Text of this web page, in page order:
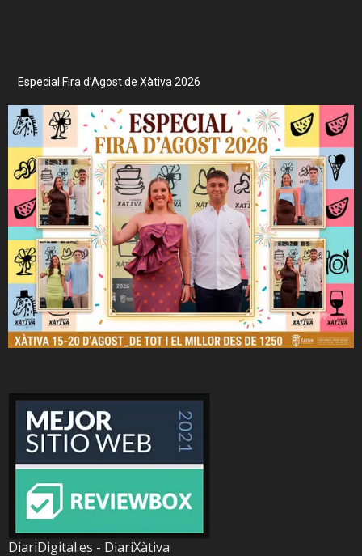
Especial Fira d’Agost de Xàtiva 2026
DiariDigital.es - DiariXàtiva